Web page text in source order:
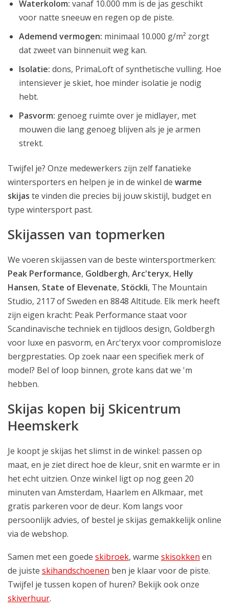
Waterkolom: vanaf 10.000 mm is de jas geschikt
voor natte sneeuw en regen op de piste.
Ademend vermogen: minimaal 10.000 g/m² zorgt
dat zweet van binnenuit weg kan.
Isolatie: dons, PrimaLoft of synthetische vulling. Hoe
intensiever je skiet, hoe minder isolatie je nodig
hebt.
Pasvorm: genoeg ruimte over je midlayer, met
mouwen die lang genoeg blijven als je je armen
strekt.
Twijfel je? Onze medewerkers zijn zelf fanatieke
wintersporters en helpen je in de winkel de warme
skijas te vinden die precies bij jouw skistijl, budget en
type wintersport past.
Skijassen van topmerken
We voeren skijassen van de beste wintersportmerken:
Peak Performance, Goldbergh, Arc'teryx, Helly
Hansen, State of Elevenate, Stöckli, The Mountain
Studio, 2117 of Sweden en 8848 Altitude. Elk merk heeft
zijn eigen kracht: Peak Performance staat voor
Scandinavische techniek en tijdloos design, Goldbergh
voor luxe en pasvorm, en Arc'teryx voor compromisloze
bergprestaties. Op zoek naar een specifiek merk of
model? Bel of loop binnen, grote kans dat we 'm
hebben.
Skijas kopen bij Skicentrum
Heemskerk
Je koopt je skijas het slimst in de winkel: passen op
maat, en je ziet direct hoe de kleur, snit en warmte er in
het echt uitzien. Onze winkel ligt op nog geen 20
minuten van Amsterdam, Haarlem en Alkmaar, met
gratis parkeren voor de deur. Kom langs voor
persoonlijk advies, of bestel je skijas gemakkelijk online
via de webshop.
Samen met een goede skibroek, warme skisokken en
de juiste skihandschoenen ben je klaar voor de piste.
Twijfel je tussen kopen of huren? Bekijk ook onze
skiverhuur.